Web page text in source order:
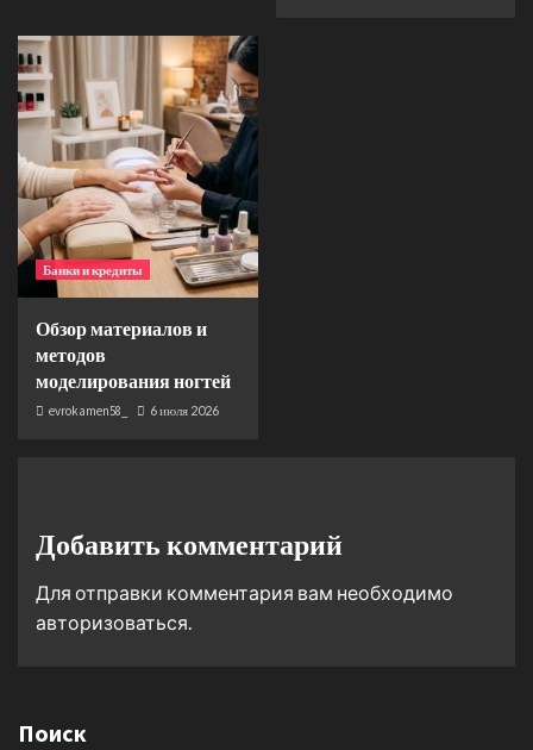
Банки и кредиты
Обзор материалов и
методов
моделирования ногтей
evrokamen58_ 6 июля 2026
Добавить комментарий
Для отправки комментария вам необходимо
авторизоваться.
Поиск